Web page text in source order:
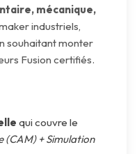
mécanique,
industriels,
souhaitant monter
Fusion certifiés.
qui couvre le
(CAM) + Simulation